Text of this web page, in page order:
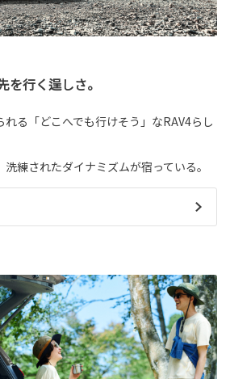
を行く逞しさ。
る「どこへでも行けそう」なRAV4らし
練されたダイナミズムが宿っている。